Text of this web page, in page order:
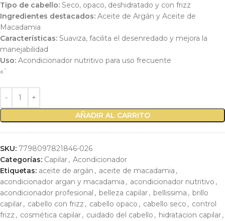
Tipo de cabello: Seco, opaco, deshidratado y con frizz
Ingredientes destacados: Aceite de Argán y Aceite de
Macadamia
Características: Suaviza, facilita el desenredado y mejora la
manejabilidad
Uso: Acondicionador nutritivo para uso frecuente
«`
AÑADIR AL CARRITO
SKU: 7798097821846-026
Categorías: Capilar, Acondicionador
Etiquetas: aceite de argán , aceite de macadamia ,
acondicionador argan y macadamia , acondicionador nutritivo ,
acondicionador profesional , belleza capilar, bellissima , brillo
capilar, cabello con frizz , cabello opaco , cabello seco , control
frizz , cosmética capilar, cuidado del cabello , hidratacion capilar,